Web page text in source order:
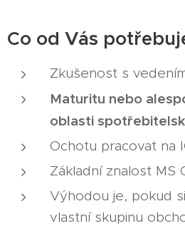
Co od Vás
Zkušenost s
Maturitu nebo
oblasti
Ochotu pracovat na
Základní znalost MS
Výhodou je, pokud
vlastní skupinu